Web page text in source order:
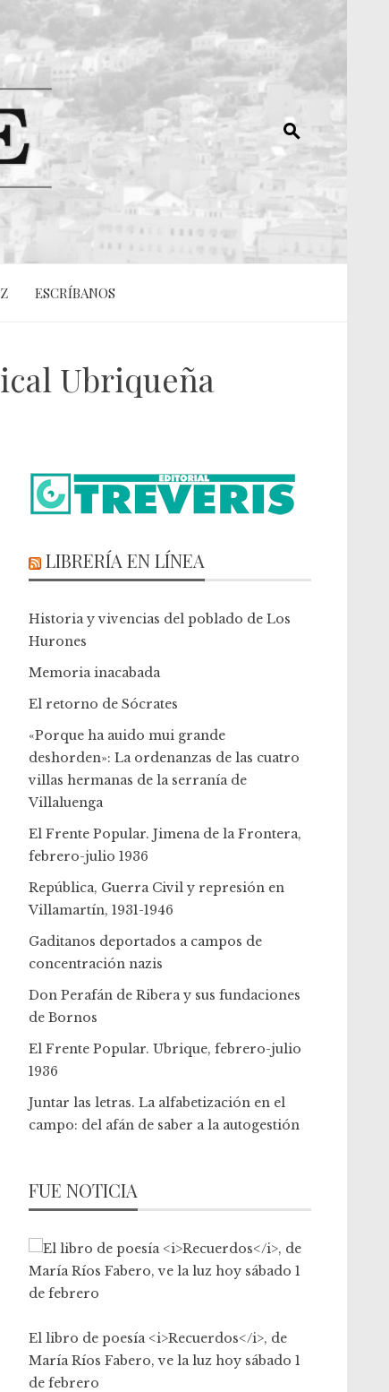
ESCRÍBANOS
Ubriqueña
LIBRERÍA EN LÍNEA
Historia y vivencias del poblado de Los
Hurones
Memoria inacabada
El retorno de Sócrates
«Porque ha auido mui grande
deshorden»: La ordenanzas de las cuatro
villas hermanas de la serranía de
Villaluenga
El Frente Popular. Jimena de la Frontera,
febrero-julio 1936
República, Guerra Civil y represión en
Villamartín, 1931-1946
Gaditanos deportados a campos de
concentración nazis
Don Perafán de Ribera y sus fundaciones
de Bornos
El Frente Popular. Ubrique, febrero-julio
1936
Juntar las letras. La alfabetización en el
campo: del afán de saber a la autogestión
FUE NOTICIA
El libro de poesía <i>Recuerdos</i>, de
María Ríos Fabero, ve la luz hoy sábado 1
de febrero